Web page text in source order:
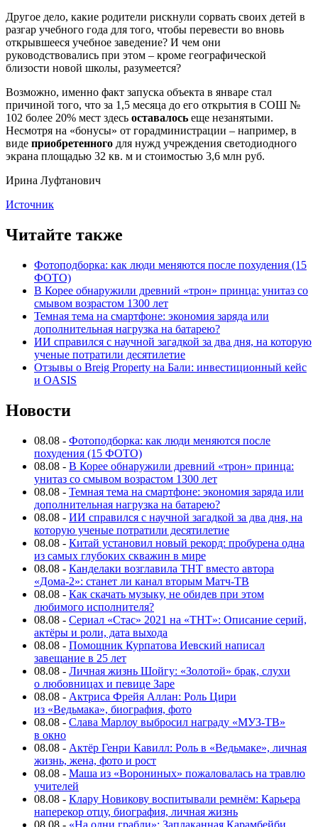
Другое дело, какие родители рискнули сорвать своих детей в
разгар учебного года для того, чтобы перевести во вновь
открывшееся учебное заведение? И чем они
руководствовались при этом – кроме географической
близости новой школы, разумеется?
Возможно, именно факт запуска объекта в январе стал
причиной того, что за 1,5 месяца до его открытия в СОШ №
102 более 20% мест здесь оставалось еще незанятыми.
Несмотря на «бонусы» от горадминистрации – например, в
виде приобретенного для нужд учреждения светодиодного
экрана площадью 32 кв. м и стоимостью 3,6 млн руб.
Ирина Луфтанович
Источник
Читайте также
Фотоподборка: как люди меняются после похудения (15
ФОТО)
В Корее обнаружили древний «трон» принца: унитаз со
смывом возрастом 1300 лет
Темная тема на смартфоне: экономия заряда или
дополнительная нагрузка на батарею?
ИИ справился с научной загадкой за два дня, на которую
ученые потратили десятилетие
Отзывы о Breig Property на Бали: инвестиционный кейс
и OASIS
Новости
08.08 - Фотоподборка: как люди меняются после
похудения (15 ФОТО)
08.08 - В Корее обнаружили древний «трон» принца:
унитаз со смывом возрастом 1300 лет
08.08 - Темная тема на смартфоне: экономия заряда или
дополнительная нагрузка на батарею?
08.08 - ИИ справился с научной загадкой за два дня, на
которую ученые потратили десятилетие
08.08 - Китай установил новый рекорд: пробурена одна
из самых глубоких скважин в мире
08.08 - Канделаки возглавила ТНТ вместо автора
«Дома-2»: станет ли канал вторым Матч-ТВ
08.08 - Как скачать музыку, не обидев при этом
любимого исполнителя?
08.08 - Сериал «Стас» 2021 на «ТНТ»: Описание серий,
актёры и роли, дата выхода
08.08 - Помощник Курпатова Иевский написал
завещание в 25 лет
08.08 - Личная жизнь Шойгу: «Золотой» брак, слухи
о любовницах и певице Заре
08.08 - Актриса Фрейя Аллан: Роль Цири
из «Ведьмака», биография, фото
08.08 - Слава Марлоу выбросил награду «МУЗ-ТВ»
в окно
08.08 - Актёр Генри Кавилл: Роль в «Ведьмаке», личная
жизнь, жена, фото и рост
08.08 - Маша из «Ворониных» пожаловалась на травлю
учителей
08.08 - Клару Новикову воспитывали ремнём: Карьера
наперекор отцу, биография, личная жизнь
08.08 - «На одни грабли»: Заплаканная Карамбейби